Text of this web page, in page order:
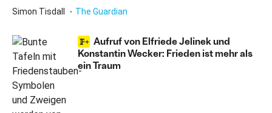
Simon Tisdall The Guardian
Aufruf von Elfriede Jelinek und
Konstantin Wecker: Frieden ist mehr als
ein Traum